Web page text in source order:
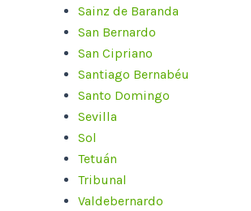
Sainz de Baranda
San Bernardo
San Cipriano
Santiago Bernabéu
Santo Domingo
Sevilla
Sol
Tetuán
Tribunal
Valdebernardo